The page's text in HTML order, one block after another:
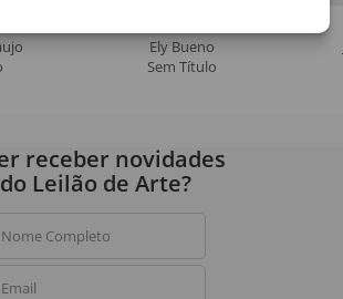
Ely Bueno
Sem Título
receber novidades
do Leilão de Arte?
Nome Completo
Email